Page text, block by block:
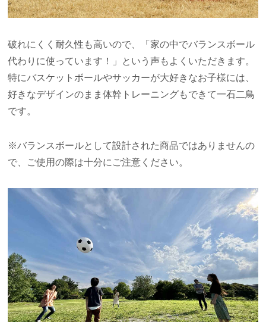
破れにくく耐久性も高いので、「家の中でバランスボール
代わりに使っています！」という声もよくいただきます。
特にバスケットボールやサッカーが大好きなお子様には、
好きなデザインのまま体幹トレーニングもできて一石二鳥
です。
※バランスボールとして設計された商品ではありませんの
で、ご使用の際は十分にご注意ください。